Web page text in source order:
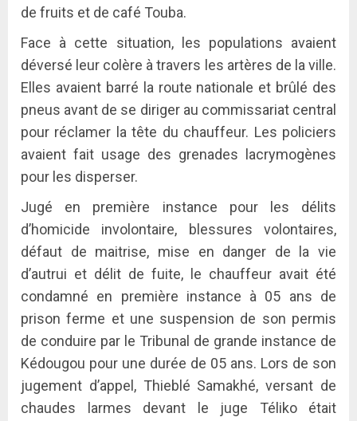
de fruits et de café Touba.
Face à cette situation, les populations avaient
déversé leur colère à travers les artères de la ville.
Elles avaient barré la route nationale et brûlé des
pneus avant de se diriger au commissariat central
pour réclamer la tête du chauffeur. Les policiers
avaient fait usage des grenades lacrymogènes
pour les disperser.
Jugé en première instance pour les délits
d’homicide involontaire, blessures volontaires,
défaut de maitrise, mise en danger de la vie
d’autrui et délit de fuite, le chauffeur avait été
condamné en première instance à 05 ans de
prison ferme et une suspension de son permis
de conduire par le Tribunal de grande instance de
Kédougou pour une durée de 05 ans. Lors de son
jugement d’appel, Thieblé Samakhé, versant de
chaudes larmes devant le juge Téliko était